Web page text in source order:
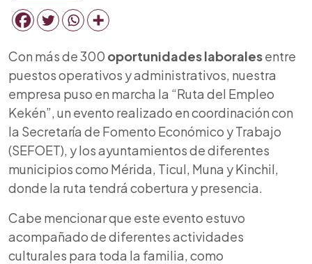
Con más de 300 oportunidades laboralesentre
puestos operativos y administrativos, nuestra
empresa puso en marcha la “Ruta del Empleo
Kekén”, un evento realizado en coordinación con
la Secretaría de Fomento Económico y Trabajo
(SEFOET), y los ayuntamientos de diferentes
municipios como Mérida, Ticul, Muna y Kinchil,
donde la ruta tendrá cobertura y presencia.
Cabe mencionar que este evento estuvo
acompañado de diferentes actividades
culturales para toda la familia, como